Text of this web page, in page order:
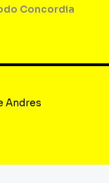
Concordia
Andres